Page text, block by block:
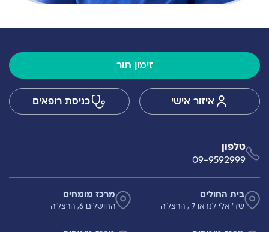
זימון תור
איזור אישי כניסת רופאים
טלפון
09-9592999
בית החולים
שד' אלי לנדאו 7 , הרצליה
מרכז מומחים
החושלים 6, הרצליה